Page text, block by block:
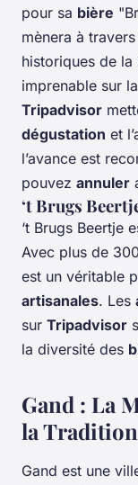
pour sa bière
mènera à
historiques de la
imprenable sur
Tripadvisor
dégustation et
l’avance est
pouvez annuler
‘t Brugs
‘t Brugs Beertje
Avec plus de
est un véritable
artisanales. Les
sur Tripadvisor
la diversité des
Gand : La
la Tradition
Gand est une